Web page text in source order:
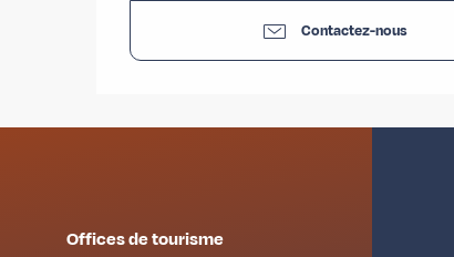
Contactez-nous
Offices de tourisme